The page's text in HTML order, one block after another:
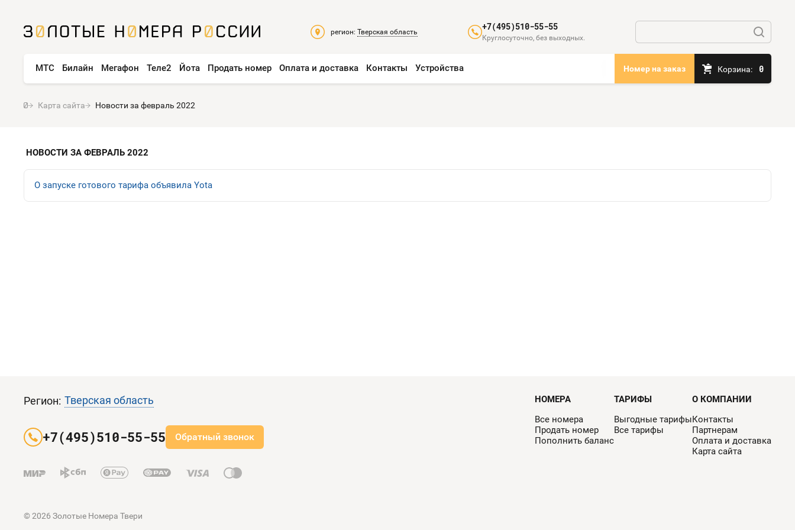
регион: Тверская область +7(495)510-55-55
Круглосуточно, без выходных.
МТС Билайн Мегафон Теле2 Йота Продать номер Оплата и доставка Контакты Устройства Номер на заказ Корзина: 0
Карта сайта Новости за февраль 2022
НОВОСТИ ЗА ФЕВРАЛЬ 2022
О запуске готового тарифа объявила Yota
НОМЕРА
Все номера
Продать номер
Пополнить баланс
ТАРИФЫ
Выгодные тарифы
Все тарифы
О КОМПАНИИ
Контакты
Партнерам
Оплата и доставка
Карта сайта
Регион: Тверская область
+7(495)510-55-55 Обратный звонок
© 2026 Золотые Номера Твери